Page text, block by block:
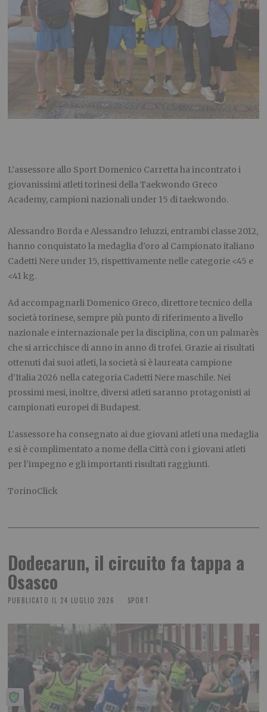
L’assessore allo Sport Domenico Carretta ha incontrato i
giovanissimi atleti torinesi della Taekwondo Greco
Academy, campioni nazionali under 15 di taekwondo.
Alessandro Borda e Alessandro Ieluzzi, entrambi classe 2012,
hanno conquistato la medaglia d’oro al Campionato italiano
Cadetti Nere under 15, rispettivamente nelle categorie <45 e
<41 kg.
Ad accompagnarli Domenico Greco, direttore tecnico della
società torinese, sempre più punto di riferimento a livello
nazionale e internazionale per la disciplina, con un palmarès
che si arricchisce di anno in anno di trofei. Grazie ai risultati
ottenuti dai suoi atleti, la società si è laureata campione
d’Italia 2026 nella categoria Cadetti Nere maschile. Nei
prossimi mesi, inoltre, diversi atleti saranno protagonisti ai
campionati europei di Budapest.
L’assessore ha consegnato ai due giovani atleti una medaglia
e si è complimentato a nome della Città con i giovani atleti
per l’impegno e gli importanti risultati raggiunti.
TorinoClick
Dodecarun, il circuito fa tappa a
Osasco
PUBBLICATO IL 24 LUGLIO 2026 SPORT